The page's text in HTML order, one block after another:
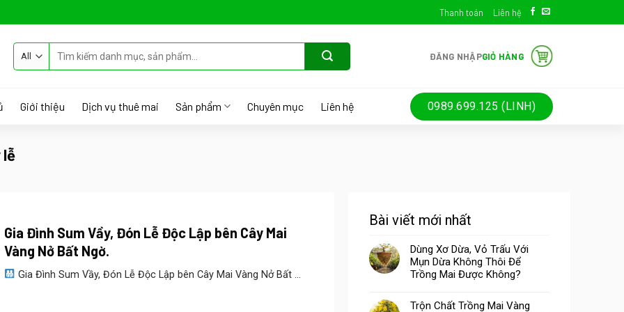
Thanh toán Liên hệ
kiếm:
ĐĂNG NHẬPGIỎ HÀNG
Giới thiệu Dịch vụ thuê mai Sản phẩm Chuyên mục Liên hệ 0989.699.125 (LINH)
lễ
Gia Đình Sum Vầy, Đón Lễ Độc Lập bên Cây Mai
Vàng Nở Bất Ngờ.
Gia Đình Sum Vầy, Đón Lễ Độc Lập bên Cây Mai Vàng Nở Bất ...
Bài viết mới nhất
Dùng Xơ Dừa, Vỏ Trấu Với
Mụn Dừa Không Thôi Để
Trồng Mai Được Không?
Trộn Chất Trồng Mai Vàng